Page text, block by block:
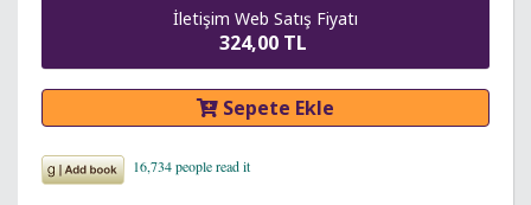
İletişim Web Satış Fiyatı
324,00 TL
Sepete Ekle